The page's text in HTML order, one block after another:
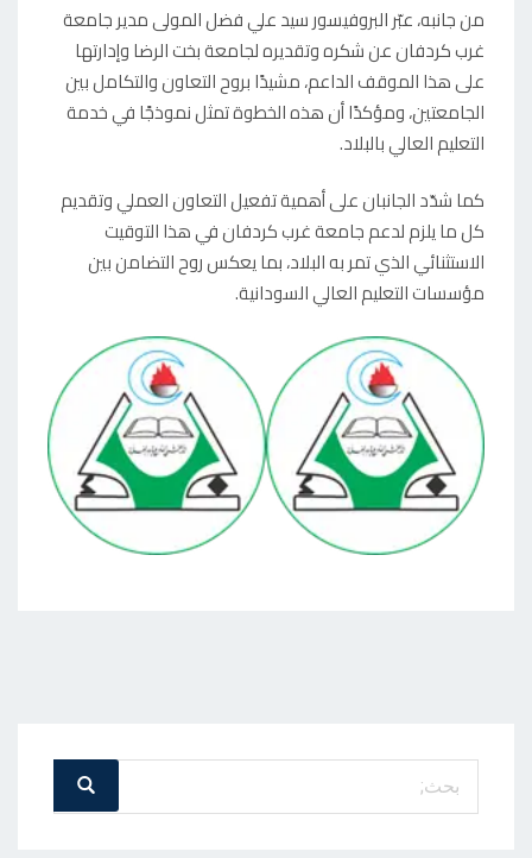
من جانبه، عبّر البروفيسور سيد علي فضل المولى مدير جامعة
غرب كردفان عن شكره وتقديره لجامعة بخت الرضا وإدارتها
على هذا الموقف الداعم، مشيدًا بروح التعاون والتكامل بين
الجامعتين، ومؤكدًا أن هذه الخطوة تمثل نموذجًا في خدمة
التعليم العالي بالبلاد.
كما شدّد الجانبان على أهمية تفعيل التعاون العملي وتقديم
كل ما يلزم لدعم جامعة غرب كردفان في هذا التوقيت
الاستثنائي الذي تمر به البلاد، بما يعكس روح التضامن بين
مؤسسات التعليم العالي السودانية.
عن
بحث